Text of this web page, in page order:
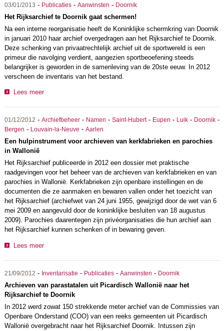
03/01/2013 - Publicaties- Aanwinsten - Doornik
Het Rijksarchief te Doornik gaat schermen!
Na een interne reorganisatie heeft de Koninklijke schermkring van Doornik
in januari 2010 haar archief overgedragen aan het Rijksarchief te Doornik.
Deze schenking van privaatrechtelijk archief uit de sportwereld is een
primeur die navolging verdient, aangezien sportbeoefening steeds
belangrijker is geworden in de samenleving van de 20ste eeuw. In 2012
verscheen de inventaris van het bestand.
Lees meer
01/12/2012 - Archiefbeheer- Namen - Saint-Hubert- Eupen - Luik- Doornik-
Bergen - Louvain-la-Neuve - Aarlen
Een hulpinstrument voor archieven van kerkfabrieken en parochies
in Wallonië
Het Rijksarchief publiceerde in 2012 een dossier met praktische
raadgevingen voor het beheer van de archieven van kerkfabrieken en van
parochies in Wallonië. Kerkfabrieken zijn openbare instellingen en de
documenten die ze aanmaken en bewaren vallen onder het toezicht van
het Rijksarchief (archiefwet van 24 juni 1955, gewijzigd door de wet van 6
mei 2009 en aangevuld door de koninklijke besluiten van 18 augustus
2009). Parochies daarentegen zijn privéorganisaties die hun archief aan
het Rijksarchief kunnen schenken of in bewaring geven.
Lees meer
21/09/2012 - Inventarisatie - Publicaties- Aanwinsten - Doornik
Archieven van parastatalen uit Picardisch Wallonië naar het
Rijksarchief te Doornik
In 2012 werd zowat 150 strekkende meter archief van de Commissies van
Openbare Onderstand (COO) van een reeks gemeenten uit Picardisch
Wallonië overgebracht naar het Rijksarchief Doornik. Intussen zijn